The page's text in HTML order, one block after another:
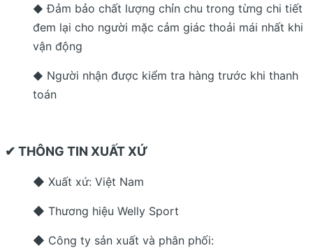
◆ Đảm bảo chất lượng chỉn chu trong từng chi tiết
đem lại cho người mặc cảm giác thoải mái nhất khi
vận động
◆ Người nhận được kiểm tra hàng trước khi thanh
toán
✔ THÔNG TIN XUẤT XỨ
◆ Xuất xứ: Việt Nam
◆ Thương hiệu Welly Sport
◆ Công ty sản xuất và phân phối: